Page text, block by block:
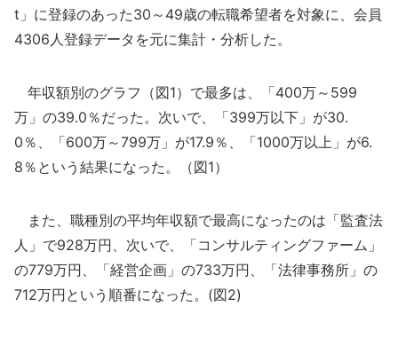
t」に登録のあった30～49歳の転職希望者を対象に、会員
4306人登録データを元に集計・分析した。
年収額別のグラフ（図1）で最多は、「400万～599
万」の39.0％だった。次いで、「399万以下」が30.
0％、「600万～799万」が17.9％、「1000万以上」が6.
8％という結果になった。（図1）
また、職種別の平均年収額で最高になったのは「監査法
人」で928万円、次いで、「コンサルティングファーム」
の779万円、「経営企画」の733万円、「法律事務所」の
712万円という順番になった。(図2)